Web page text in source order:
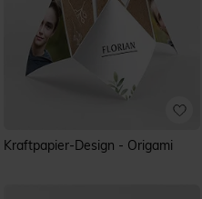
Kraftpapier-Design - Origami